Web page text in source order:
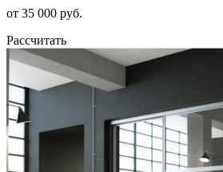
от 35 000 руб.
Рассчитать